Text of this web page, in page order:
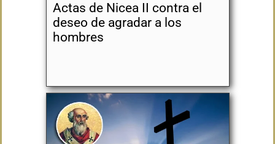
Actas de Nicea II contra el
deseo de agradar a los
hombres